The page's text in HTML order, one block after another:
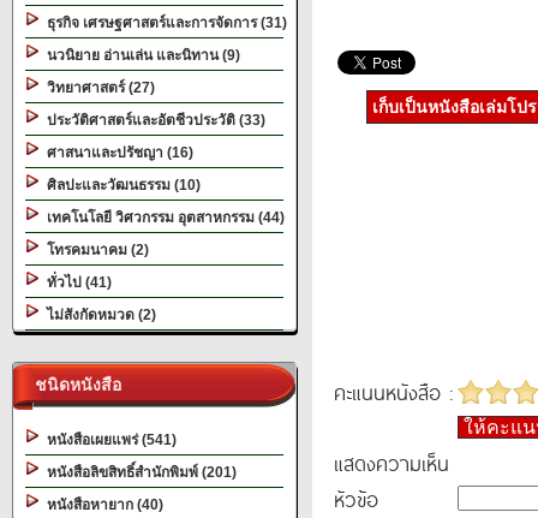
ธุรกิจ เศรษฐศาสตร์และการจัดการ (31)
นวนิยาย อ่านเล่น และนิทาน (9)
วิทยาศาสตร์ (27)
ประวัติศาสตร์และอัตชีวประวัติ (33)
ศาสนาและปรัชญา (16)
ศิลปะและวัฒนธรรม (10)
เทคโนโลยี วิศวกรรม อุตสาหกรรม (44)
โทรคมนาคม (2)
ทั่วไป (41)
ไม่สังกัดหมวด (2)
ชนิดหนังสือ
หนังสือเผยแพร่ (541)
หนังสือลิขสิทธิ์สำนักพิมพ์ (201)
หนังสือหายาก (40)
เก็บเป็นหนังสือเล่มโป
คะแนนหนังสือ :
ให้คะแ
แสดงความเห็น
หัวข้อ